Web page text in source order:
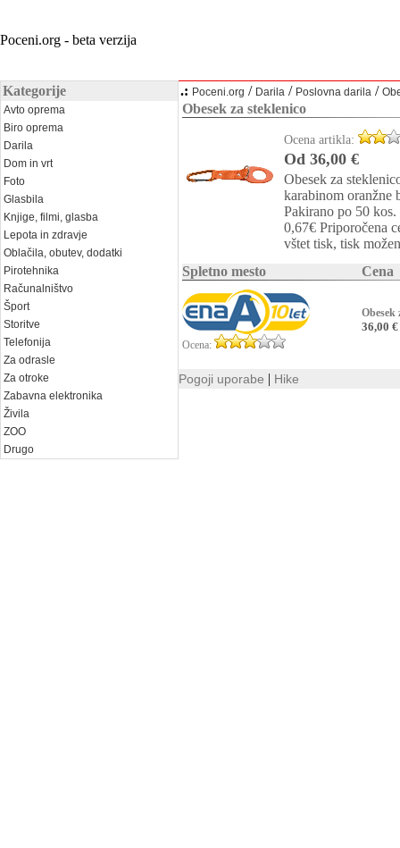
Poceni.org - beta verzija
Kategorije
Avto oprema
Biro oprema
Darila
Dom in vrt
Foto
Glasbila
Knjige, filmi, glasba
Lepota in zdravje
Oblačila, obutev, dodatki
Pirotehnika
Računalništvo
Šport
Storitve
Telefonija
Za odrasle
Za otroke
Zabavna elektronika
Živila
ZOO
Drugo
.: Poceni.org / Darila / Poslovna darila /
Obesek za steklenico
Ocena artikla:
Od 36,00 €
Obesek za
karabinom oranžne
Pakirano po 50
0,67€ Priporočena
vštet tisk, tisk
Spletno mesto
Cena
Ocena:
Obesek
36,00 €
Pogoji uporabe | Hike